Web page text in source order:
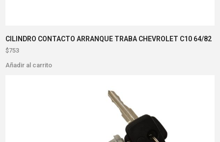
CILINDRO CONTACTO ARRANQUE TRABA CHEVROLET C10 64/82
$753
Añadir al carrito